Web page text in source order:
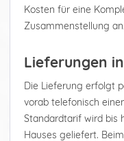
Kosten für eine
Zusammenstellung
Lieferungen
Die Lieferung erfolgt
vorab telefonisch
Standardtarif wird bis
Hauses geliefert.